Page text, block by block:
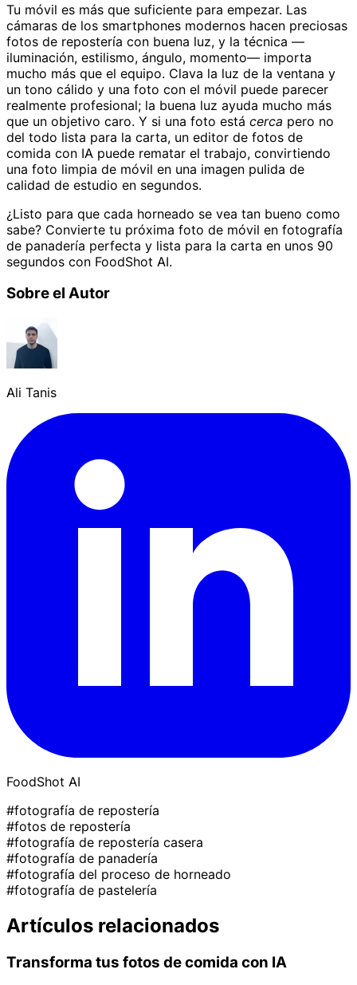
Tu móvil es más que suficiente para empezar. Las
cámaras de los smartphones modernos hacen preciosas
fotos de repostería con buena luz, y la técnica —
iluminación, estilismo, ángulo, momento— importa
mucho más que el equipo. Clava la luz de la ventana y
un tono cálido y una foto con el móvil puede parecer
realmente profesional; la buena luz ayuda mucho más
que un objetivo caro. Y si una foto está cerca pero no
del todo lista para la carta, un editor de fotos de
comida con IA puede rematar el trabajo, convirtiendo
una foto limpia de móvil en una imagen pulida de
calidad de estudio en segundos.
¿Listo para que cada horneado se vea tan bueno como
sabe? Convierte tu próxima foto de móvil en fotografía
de panadería perfecta y lista para la carta en unos 90
segundos con FoodShot AI.
Sobre el Autor
Ali Tanis
FoodShot AI
#fotografía de repostería
#fotos de repostería
#fotografía de repostería casera
#fotografía de panadería
#fotografía del proceso de horneado
#fotografía de pastelería
Artículos relacionados
Transforma tus fotos de comida con IA